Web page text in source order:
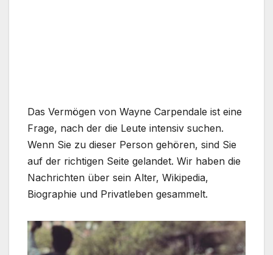
Das Vermögen von Wayne Carpendale ist eine
Frage, nach der die Leute intensiv suchen.
Wenn Sie zu dieser Person gehören, sind Sie
auf der richtigen Seite gelandet. Wir haben die
Nachrichten über sein Alter, Wikipedia,
Biographie und Privatleben gesammelt.